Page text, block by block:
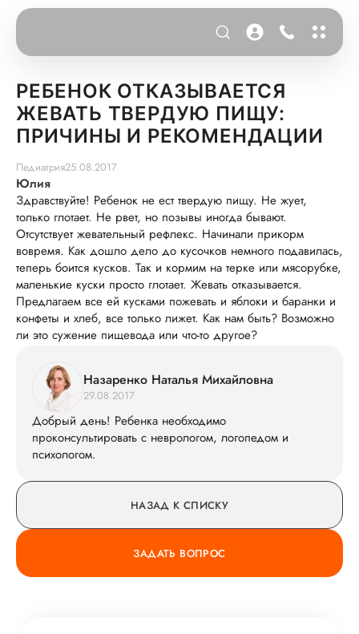
РЕБЕНОК ОТКАЗЫВАЕТСЯ
ЖЕВАТЬ ТВЕРДУЮ ПИЩУ:
ПРИЧИНЫ И РЕКОМЕНДАЦИИ
Педиатрия25.08.2017
Юлия
Здравствуйте! Ребенок не ест твердую пищу. Не жует,
только глотает. Не рвет, но позывы иногда бывают.
Отсутствует жевательный рефлекс. Начинали прикорм
вовремя. Как дошло дело до кусочков немного подавилась,
теперь боится кусков. Так и кормим на терке или мясорубке,
маленькие куски просто глотает. Жевать отказывается.
Предлагаем все ей кусками пожевать и яблоки и баранки и
конфеты и хлеб, все только лижет. Как нам быть? Возможно
ли это сужение пищевода или что-то другое?
Назаренко Наталья Михайловна
29.08.2017
Добрый день! Ребенка необходимо
проконсультировать с неврологом, логопедом и
психологом.
НАЗАД К СПИСКУ
ЗАДАТЬ ВОПРОС